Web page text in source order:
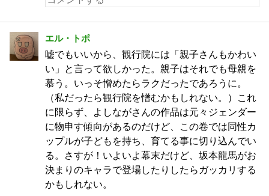
エル・トポ
嘘でもいいから、観行院には「親子さんもかわい
い」と言って欲しかった。親子はそれでも母親を
慕う。いっそ憎めたらラクだったであろうに。
（私だったら観行院を憎むかもしれない。）これ
に限らず、よしながさんの作品は元々ジェンダー
に物申す傾向があるのだけど、この卷では同性カ
ップルが子どもを持ち、育てる事に切り込んでい
る。さすが！いよいよ幕末だけど、坂本龍馬がお
決まりのキャラで登場したりしたらガッカリする
かもしれない。